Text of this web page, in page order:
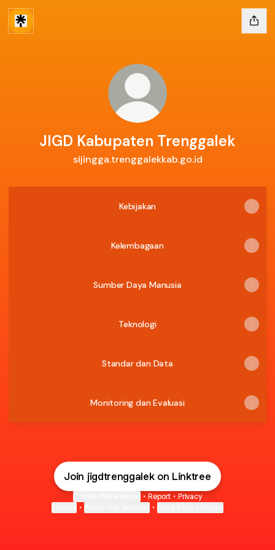
JIGD Kabupaten Trenggalek
sijingga.trenggalekkab.go.id
Kebijakan
Kelembagaan
Sumber Daya Manusia
Teknologi
Standar dan Data
Monitoring dan Evaluasi
Join jigdtrenggalek on Linktree
• Report • Privacy
• •